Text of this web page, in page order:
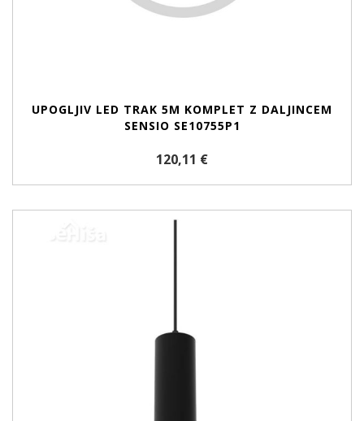
UPOGLJIV LED TRAK 5M KOMPLET Z DALJINCEM
SENSIO SE10755P1
120,11 €